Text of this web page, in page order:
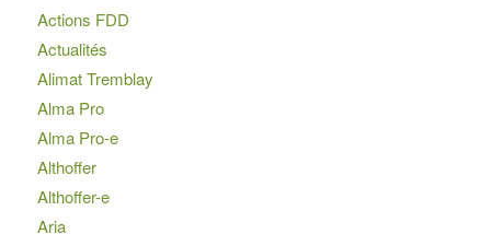
Actions FDD
Actualités
Alimat Tremblay
Alma Pro
Alma Pro-e
Althoffer
Althoffer-e
Aria